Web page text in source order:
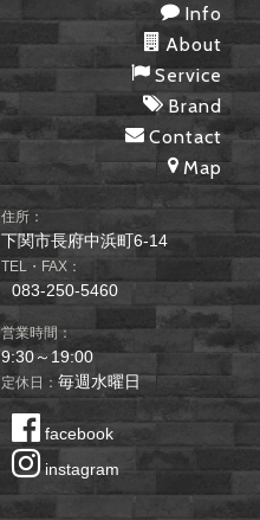
Info
About
Service
Brand
Contact
Map
住所：
下関市長府中浜町6-14
TEL・FAX：
083-250-5460
営業時間：
9:30～19:00
定休日：毎週水曜日
facebook
instagram